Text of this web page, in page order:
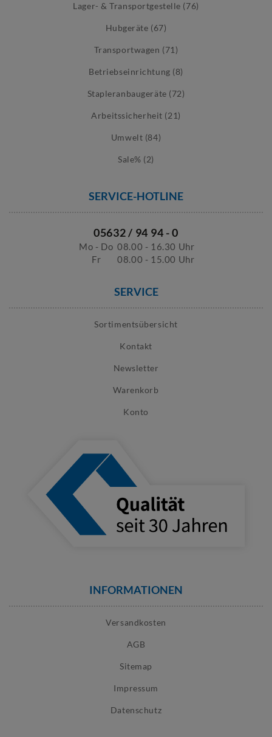
Lager- & Transportgestelle (76)
Hubgeräte (67)
Transportwagen (71)
Betriebseinrichtung (8)
Stapleranbaugeräte (72)
Arbeitssicherheit (21)
Umwelt (84)
Sale% (2)
SERVICE-HOTLINE
05632 / 94 94 - 0
Mo - Do 08.00 - 16.30 Uhr
Fr
08.00 - 15.00 Uhr
SERVICE
Sortimentsübersicht
Kontakt
Newsletter
Warenkorb
Konto
INFORMATIONEN
Versandkosten
AGB
Sitemap
Impressum
Datenschutz